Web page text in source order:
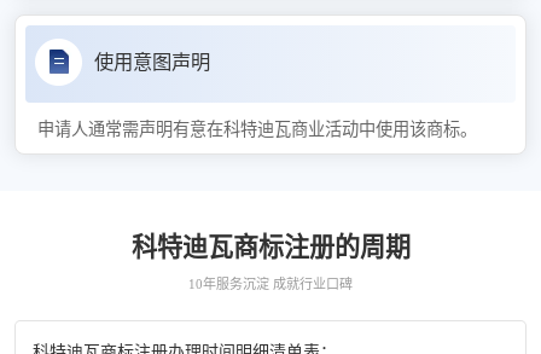
使用意图声明
申请人通常需声明有意在科特迪瓦商业活动中使用该商标。
科特迪瓦商标注册的周期
10年服务沉淀 成就行业口碑